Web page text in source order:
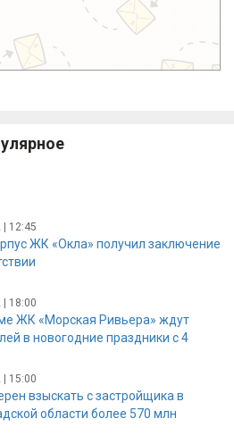
| 12:45
ЖК «Окла» получил заключение
| 18:00
ЖК «Морская Ривьера» ждут
в новогодние праздники с 4
| 15:00
взыскать с застройщика в
области более 570 млн